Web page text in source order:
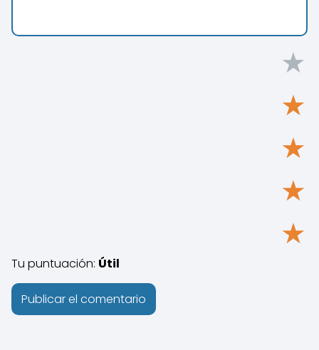
★
★
★
★
★
Tu puntuación: Útil